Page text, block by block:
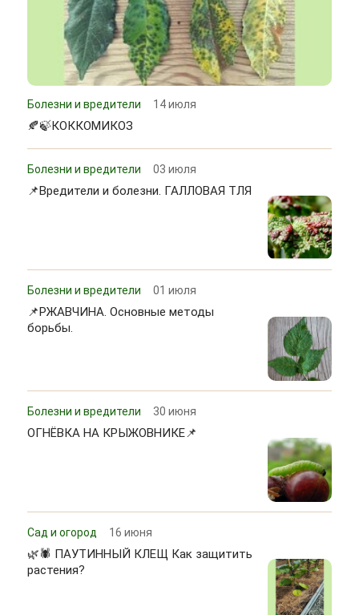
Болезни и вредители 14 июля
🍂🍃КОККОМИКОЗ
Болезни и вредители 03 июля
📌Вредители и болезни. ГАЛЛОВАЯ ТЛЯ
Болезни и вредители 01 июля
📌РЖАВЧИНА. Основные методы
борьбы.
Болезни и вредители 30 июня
ОГНЁВКА НА КРЫЖОВНИКЕ📌
Сад и огород 16 июня
🌿🕷 ПАУТИННЫЙ КЛЕЩ Как защитить
растения?